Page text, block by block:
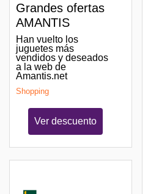
Grandes ofertas
AMANTIS
Han vuelto los
juguetes más
vendidos y deseados
a la web de
Amantis.net
Shopping
Ver descuento